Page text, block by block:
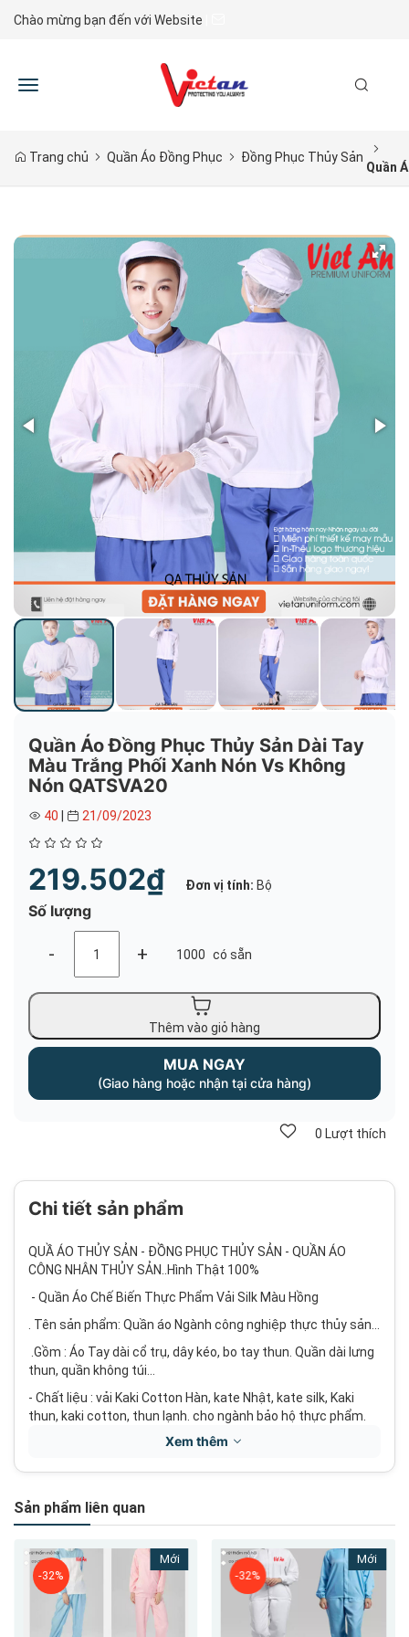
Chào mừng bạn đến với Website
Toggle
Trang chủ Quần Áo Đồng Phục Đồng Phục Thủy Sản
Quần
Quần Áo Đồng Phục Thủy Sản Dài Tay
Màu Trắng Phối Xanh Nón Vs Không
Nón QATSVA20
40 21/09/2023
219.502₫ Đơn vị tính: Bộ
Số lượng
- + 1000 có sẵn
Thêm vào giỏ hàng
MUA NGAY
(Giao hàng hoặc nhận tại cửa hàng)
0 Lượt thích
Chi tiết sản phẩm
QUẦ ÁO THỦY SẢN - ĐỒNG PHỤC THỦY SẢN - QUẦN ÁO
CÔNG NHÂN THỦY SẢN..Hình Thật 100%
- Quần Áo Chế Biến Thực Phẩm Vải Silk Màu Hồng
. Tên sản phẩm: Quần áo Ngành công nghiệp thực thủy sản...
.Gồm : Áo Tay dài cổ trụ, dây kéo, bo tay thun. Quần dài lưng
thun, quần không túi...
- Chất liệu : vải Kaki Cotton Hàn, kate Nhật, kate silk, Kaki
thun, kaki cotton, thun lạnh. cho ngành bảo hộ thực phẩm.
Mùa hè mặc những bộ quần áo thực phẩm này rất mát mẻ,
sử dụng phổ biến nhất trong lĩnh vực may quần áo bảo hộ
lao động hiện nay.
xanh bích, xanh lá, nâu, xám.
Kích thước : S-2XL
Trọng lượng : 0.5kg
Xem thêm
Sản phẩm liên quan
Mới
-32%
Mới
-32%